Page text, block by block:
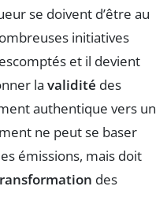
se doivent d’être au
initiatives
et il devient
la validité des
authentique vers un
ne peut se baser
émissions, mais doit
des